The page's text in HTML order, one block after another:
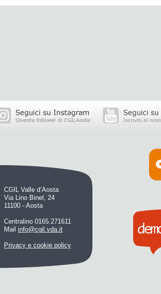
CGIL Valle d’Aosta
Via Lino Binel, 24
11100 - Aosta
Centralino 0165.271611
Mail info@cgil.vda.it
Privacy e cookie policy